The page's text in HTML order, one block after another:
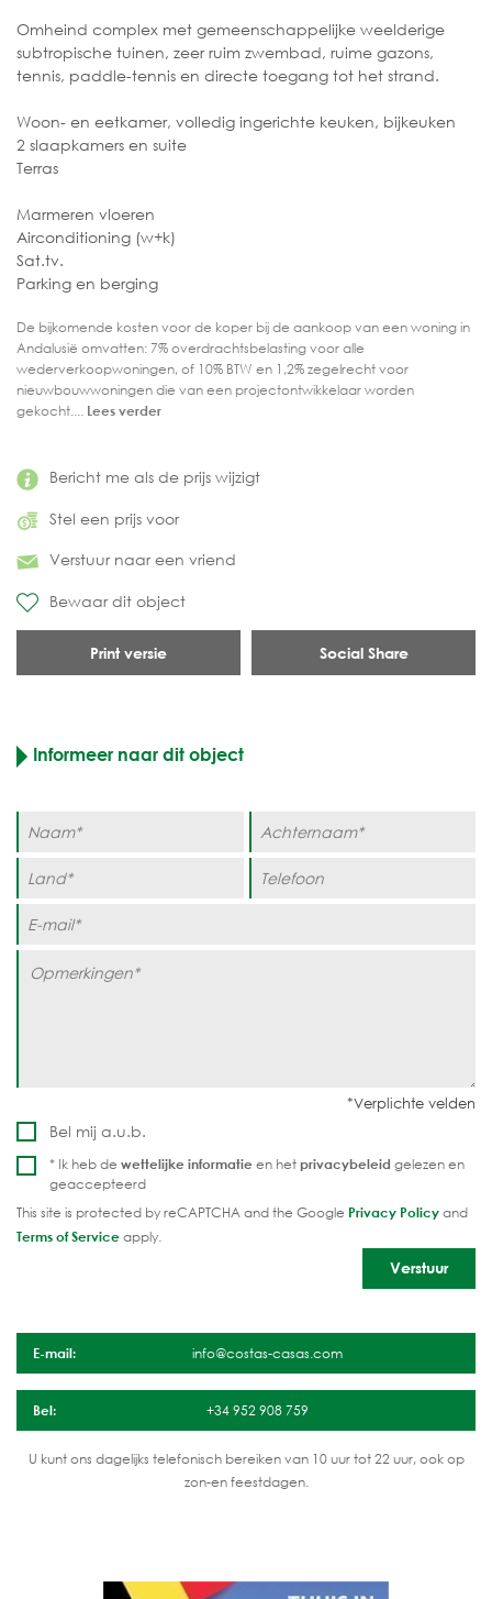
Bericht me als de prijs wijzigt
Stel een prijs voor
Verstuur naar een vriend
Bewaar dit object
Print versie Social Share
Omheind complex met gemeenschappelijke weelderige
subtropische tuinen, zeer ruim zwembad, ruime gazons,
tennis, paddle-tennis en directe toegang tot het strand.
Woon- en eetkamer, volledig ingerichte keuken, bijkeuken
2 slaapkamers en suite
Terras
Marmeren vloeren
Airconditioning (w+k)
Sat.tv.
Parking en berging
De bijkomende kosten voor de koper bij de aankoop van een woning in
Andalusië omvatten: 7% overdrachtsbelasting voor alle
wederverkoopwoningen, of 10% BTW en 1,2% zegelrecht voor
nieuwbouwwoningen die van een projectontwikkelaar worden
gekocht.... Lees verder
Informeer naar dit object
Bel mij a.u.b.
* Ik heb de wettelijke informatie en hetprivacybeleid gelezen en
geaccepteerd
This site is protected by reCAPTCHA and the Google Privacy Policyand
Terms of Serviceapply.
E-mail: info@costas-casas.com
Bel: +34 952 908 759
U kunt ons dagelijks telefonisch bereiken van 10 uur tot 22 uur, ook op
zon-en feestdagen.